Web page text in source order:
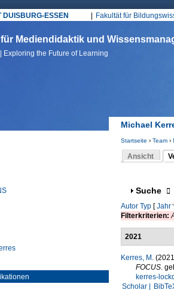
DUISBURG-ESSEN
Fakultät für
Mediendidaktik und
Exploring the Future of Learning
Michael
Sie sind hier
Startseite › Team›
Ansicht
Anzeigen
Suche
Autor Typ[Jahr
Filterkriterien:
2021
Kerres, M .
FOCUS.
kerres-
Scholar |